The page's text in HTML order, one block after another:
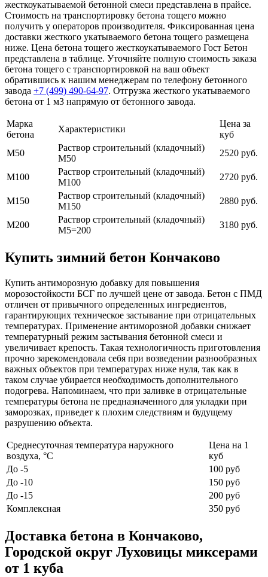
жесткоукатываемой бетонной смеси представлена в прайсе.
Стоимость на транспортировку бетона тощего можно
получить у операторов производителя. Фиксированная цена
доставки жесткого укатываемого бетона тощего размещена
ниже. Цена бетона тощего жесткоукатываемого Гост Бетон
представлена в таблице. Уточняйте полную стоимость заказа
бетона тощего с транспортировкой на ваш объект
обратившись к нашим менеджерам по телефону бетонного
завода +7 (499) 490-64-97. Отгрузка жесткого укатываемого
бетона от 1 м3 напрямую от бетонного завода.
Марка
бетона
Характеристики
Цена за
куб
М50
Раствор строительный (кладочный)
М50
2520 руб.
М100
Раствор строительный (кладочный)
М100
2720 руб.
М150
Раствор строительный (кладочный)
М150
2880 руб.
М200
Раствор строительный (кладочный)
М5=200
3180 руб.
Купить зимний бетон Кончаково
Купить антиморозную добавку для повышения
морозостойкости БСГ по лучшей цене от завода. Бетон с ПМД
отличен от привычного определенных ингредиентов,
гарантирующих техническое застывание при отрицательных
температурах. Применение антиморозной добавки снижает
температурный режим застывания бетонной смеси и
увеличивает крепость. Такая технологичность приготовления
прочно зарекомендовала себя при возведении разнообразных
важных объектов при температурах ниже нуля, так как в
таком случае убирается необходимость дополнительного
подогрева. Напоминаем, что при заливке в отрицательные
температуры бетона не предназначенного для укладки при
заморозках, приведет к плохим следствиям и будущему
разрушению объекта.
Среднесуточная температура наружного
воздуха, °C
Цена на 1
куб
До -5
100 руб
До -10
150 руб
До -15
200 руб
Комплексная
350 руб
Доставка бетона в Кончаково,
Городской округ Луховицы миксерами
от 1 куба